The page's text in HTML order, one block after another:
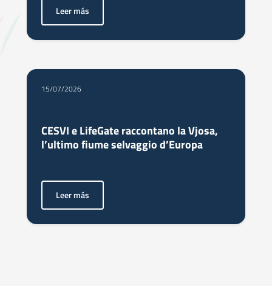
Leer más
<p>A loro è dedicato il Premio Bianca Pomeranzi. Le
15/07/2026
CESVI e LifeGate raccontano la Vjosa,
l’ultimo fiume selvaggio d’Europa
Leer más
<p>Nel sud dell’Albania, il fiume Vjosa attraversa